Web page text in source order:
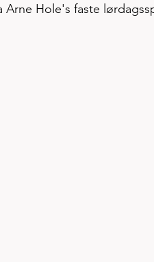
Arne Hole's faste